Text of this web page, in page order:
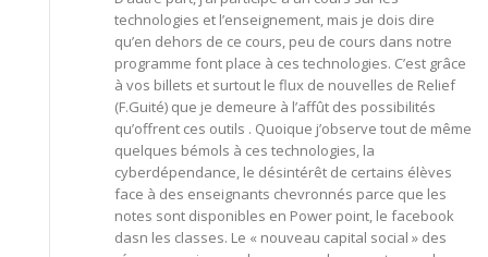
technologies et l’enseignement, mais je dois dire
qu’en dehors de ce cours, peu de cours dans notre
programme font place à ces technologies. C’est grâce
à vos billets et surtout le flux de nouvelles de Relief
(F.Guité) que je demeure à l’affût des possibilités
qu’offrent ces outils . Quoique j’observe tout de même
quelques bémols à ces technologies, la
cyberdépendance, le désintérêt de certains élèves
face à des enseignants chevronnés parce que les
notes sont disponibles en Power point, le facebook
dasn les classes. Le « nouveau capital social » des